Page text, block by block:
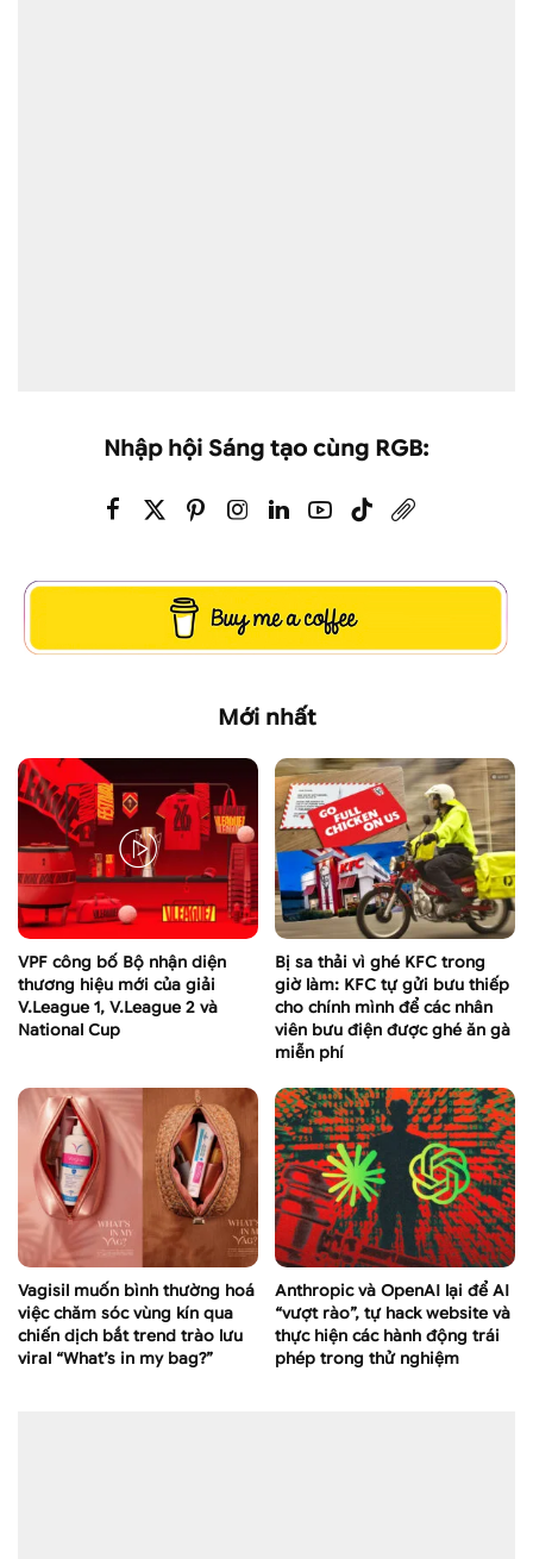
Nhập hội Sáng tạo cùng RGB:
Mới nhất
VPF công bố Bộ nhận diện
thương hiệu mới của giải
V.League 1, V.League 2 và
National Cup
Bị sa thải vì ghé KFC trong
giờ làm: KFC tự gửi bưu thiếp
cho chính mình để các nhân
viên bưu điện được ghé ăn gà
miễn phí
Vagisil muốn bình thường hoá
việc chăm sóc vùng kín qua
chiến dịch bắt trend trào lưu
viral “What’s in my bag?”
Anthropic và OpenAI lại để AI
“vượt rào”, tự hack website và
thực hiện các hành động trái
phép trong thử nghiệm